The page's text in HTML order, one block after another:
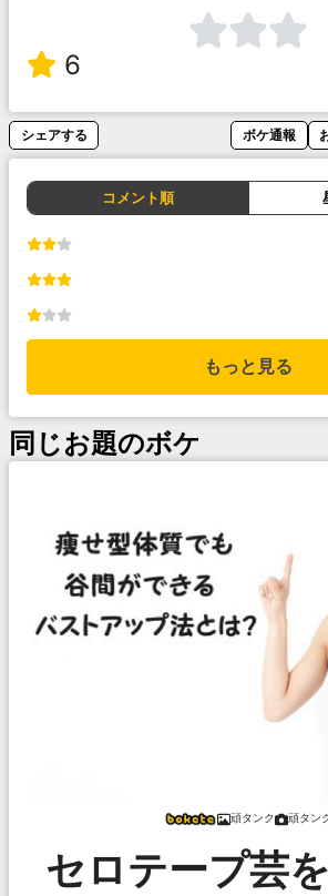
6
シェアする ボケ通報
コメント順
もっと見る
同じお題のボケ
頑タンク 頑タン
セロテープ芸